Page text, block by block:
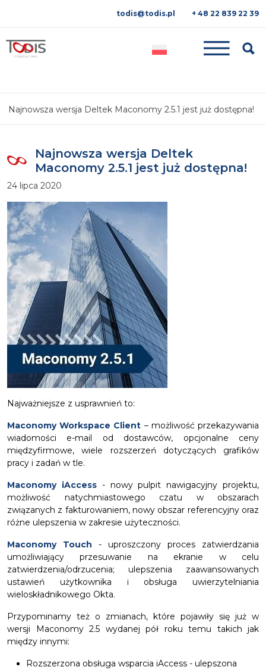
todis@todis.pl + 48 22 839 22 39
Najnowsza wersja Deltek Maconomy 2.5.1 jest już dostępna!
Najnowsza wersja Deltek
Maconomy 2.5.1 jest już dostępna!
24 lipca 2020
Najważniejsze z usprawnień to:
Maconomy Workspace Client – możliwość przekazywania
wiadomości e-mail od dostawców, opcjonalne ceny
międzyfirmowe, wiele rozszerzeń dotyczących grafików
pracy i zadań w tle.
Maconomy iAccess - nowy pulpit nawigacyjny projektu,
możliwość natychmiastowego czatu w obszarach
związanych z fakturowaniem, nowy obszar referencyjny oraz
różne ulepszenia w zakresie użyteczności.
Maconomy Touch - uproszczony proces zatwierdzania
umożliwiający przesuwanie na ekranie w celu
zatwierdzenia/odrzucenia; ulepszenia zaawansowanych
ustawień użytkownika i obsługa uwierzytelniania
wieloskładnikowego Okta.
Przypominamy też o zmianach, które pojawiły się już w
wersji Maconomy 2.5 wydanej pół roku temu takich jak
między innymi:
Rozszerzona obsługa wsparcia iAccess - ulepszona